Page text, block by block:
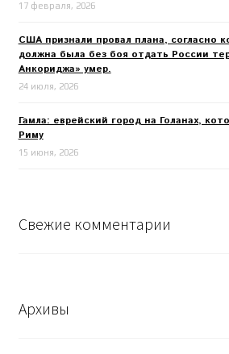
17 февраля, 2026
США признали провал плана, согласно
должна была без боя отдать России
Анкориджа» умер.
24 июля, 2026
Гамла: еврейский город на Голанах,
Риму
15 июня, 2026
Свежие комментарии
Архивы